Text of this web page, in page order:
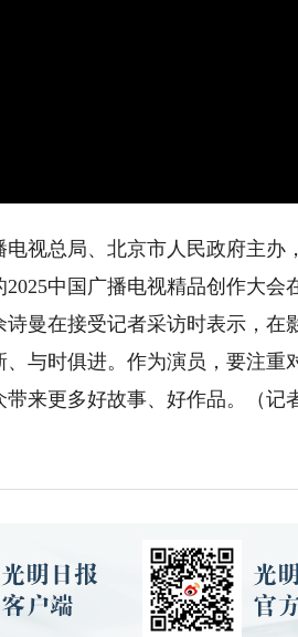
总局、北京市人民政府主办
中国广播电视精品创作大会
在接受记者采访时表示，在
与时俱进。作为演员，要注
来更多好故事、好作品。（记